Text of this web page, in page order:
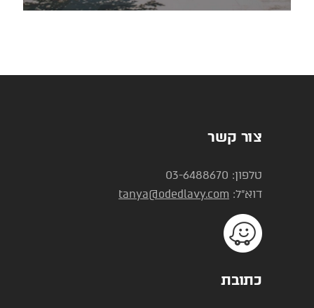
צור קשר
טלפון: 03-6488670
דוא"ל: tanya@odedlavy.com
כתובת